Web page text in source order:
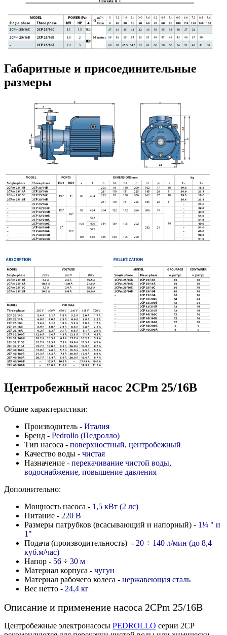
Габаритные и присоединительные
размеры
Центробежный насос 2CPm 25/16B
Общие характеристики:
Производитель - Италия
Бренд - Pedrollo (Педролло)
Тип насоса - поверхностный, центробежный
Качество воды - чистая
Назначение - перекачивание чистой воды,
водоснабжение, повышение давления
Дополнительно:
Мощность насоса - 1,5 кВт (2 лс)
Питание - 220 В
Размеры патрубков (всасывающий и напорный) - 1¼ " и
1"
Подача (производительность) - 20 ÷ 140 л/мин (до 8,4
куб.м/час)
Напор - 56 ÷ 30 м
Материал корпуса - чугун
Материал рабочего колеса - нержавеющая сталь
Вес нетто - 24,4 кг
Описание и применение насоса 2CPm 25/16B
Центробежные электронасосы PEDROLLO серии 2CP